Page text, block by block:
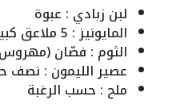
لبن زبادي : عبوة
المايونيز : 5 ملاعق كبيرة
الثوم : فصّان
عصير الليمون : نصف
ملح : حسب الرغبة